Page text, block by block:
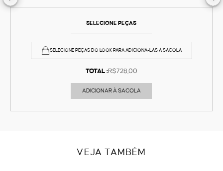
SELECIONE PEÇAS
SELECIONE PEÇAS DO LOOK PARA ADICIONÁ-LAS À SACOLA
TOTAL :R$728,00
ADICIONAR À SACOLA
VEJA TAMBÉM